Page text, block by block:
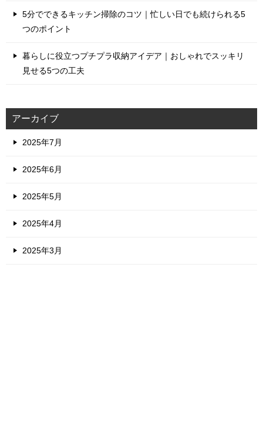
5分でできるキッチン掃除のコツ｜忙しい日でも続けられる5
つのポイント
暮らしに役立つプチプラ収納アイデア｜おしゃれでスッキリ
見せる5つの工夫
アーカイブ
2025年7月
2025年6月
2025年5月
2025年4月
2025年3月